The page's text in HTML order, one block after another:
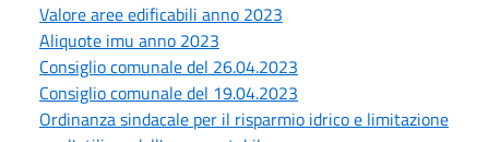
Valore aree edificabili anno 2023
Aliquote imu anno 2023
Consiglio comunale del 26.04.2023
Consiglio comunale del 19.04.2023
Ordinanza sindacale per il risparmio idrico e limitazione